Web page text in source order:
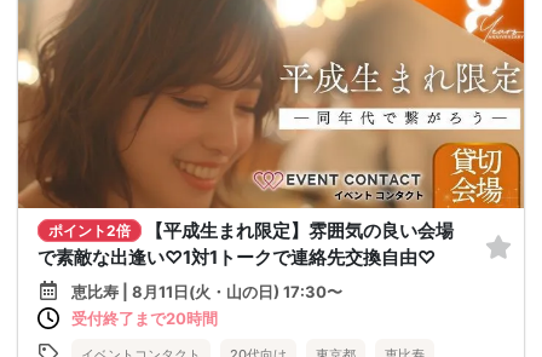
ポイント2倍
【平成生まれ限定】雰囲気の良い会場
で素敵な出逢い♡1対1トークで連絡先交換自由♡
恵比寿 | 8月11日(火・山の日) 17:30〜
受付終了まで20時間